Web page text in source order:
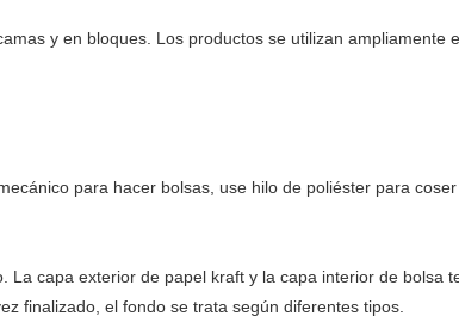
y en bloques. Los productos se utilizan ampliamente
para hacer bolsas, use hilo de poliéster para
capa exterior de papel kraft y la capa interior de bolsa
finalizado, el fondo se trata según diferentes tipos.